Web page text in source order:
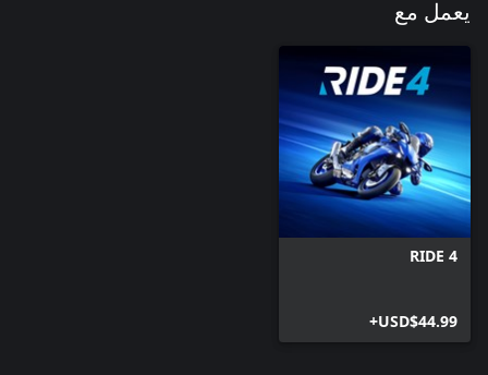
يعمل مع
RIDE 4
USD$44.99+